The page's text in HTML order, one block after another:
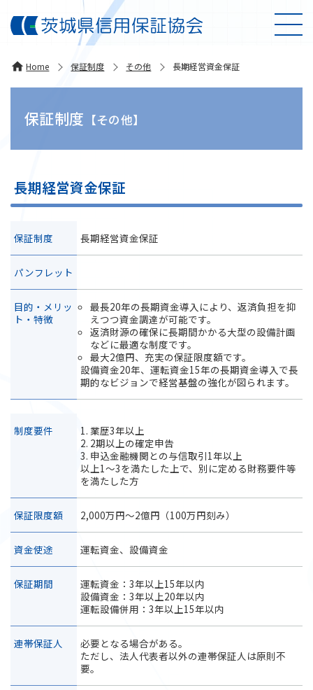
Home 保証制度 その他 長期経営資金保証
保証制度 【その他】
長期経営資金保証
保証制度 長期経営資金保証
パンフレット
目的・メリッ
ト・特徴
最長20年の長期資金導入により、返済負担を抑
えつつ資金調達が可能です。
返済財源の確保に長期間かかる大型の設備計画
などに最適な制度です。
最大2億円、充実の保証限度額です。
設備資金20年、運転資金15年の長期資金導入で長
期的なビジョンで経営基盤の強化が図られます。
制度要件
1. 業歴3年以上
2. 2期以上の確定申告
3. 申込金融機関との与信取引1年以上
以上1～3を満たした上で、別に定める財務要件等
を満たした方
保証限度額 2,000万円～2億円（100万円刻み）
資金使途 運転資金、設備資金
保証期間
運転資金：3年以上15年以内
設備資金：3年以上20年以内
運転設備併用：3年以上15年以内
連帯保証人
必要となる場合がある。
ただし、法人代表者以外の連帯保証人は原則不
要。